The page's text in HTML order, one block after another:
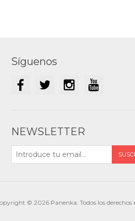
Síguenos
NEWSLETTER
© 2026 Panenka. Todos los derechos